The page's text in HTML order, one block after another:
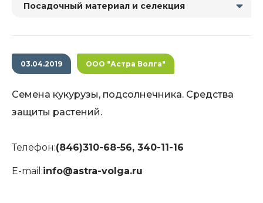
Посадочный материал и селекция
03.04.2019 ООО "Астра Волга"
Семена кукурузы, подсолнечника. Средства
защиты растений.
Телефон:(846)310-68-56, 340-11-16
E-mail:info@astra-volga.ru